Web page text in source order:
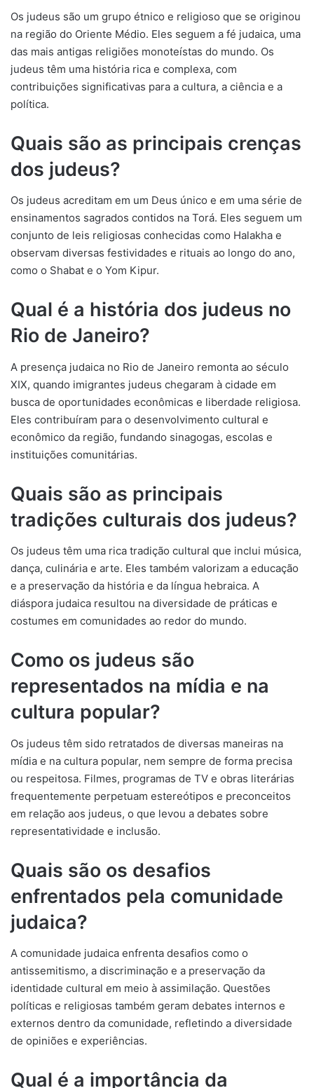
Os judeus são um grupo étnico e religioso que se originou
na região do Oriente Médio. Eles seguem a fé judaica, uma
das mais antigas religiões monoteístas do mundo. Os
judeus têm uma história rica e complexa, com
contribuições significativas para a cultura, a ciência e a
política.
Quais são as principais crenças
dos judeus?
Os judeus acreditam em um Deus único e em uma série de
ensinamentos sagrados contidos na Torá. Eles seguem um
conjunto de leis religiosas conhecidas como Halakha e
observam diversas festividades e rituais ao longo do ano,
como o Shabat e o Yom Kipur.
Qual é a história dos judeus no
Rio de Janeiro?
A presença judaica no Rio de Janeiro remonta ao século
XIX, quando imigrantes judeus chegaram à cidade em
busca de oportunidades econômicas e liberdade religiosa.
Eles contribuíram para o desenvolvimento cultural e
econômico da região, fundando sinagogas, escolas e
instituições comunitárias.
Quais são as principais
tradições culturais dos judeus?
Os judeus têm uma rica tradição cultural que inclui música,
dança, culinária e arte. Eles também valorizam a educação
e a preservação da história e da língua hebraica. A
diáspora judaica resultou na diversidade de práticas e
costumes em comunidades ao redor do mundo.
Como os judeus são
representados na mídia e na
cultura popular?
Os judeus têm sido retratados de diversas maneiras na
mídia e na cultura popular, nem sempre de forma precisa
ou respeitosa. Filmes, programas de TV e obras literárias
frequentemente perpetuam estereótipos e preconceitos
em relação aos judeus, o que levou a debates sobre
representatividade e inclusão.
Quais são os desafios
enfrentados pela comunidade
judaica?
A comunidade judaica enfrenta desafios como o
antissemitismo, a discriminação e a preservação da
identidade cultural em meio à assimilação. Questões
políticas e religiosas também geram debates internos e
externos dentro da comunidade, refletindo a diversidade
de opiniões e experiências.
Qual é a importância da